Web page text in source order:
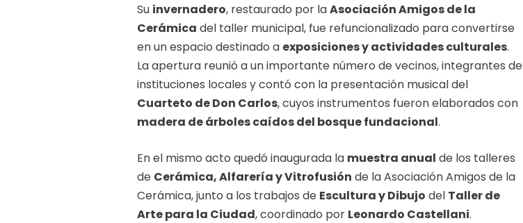
Su invernadero, restaurado por laAsociación Amigos de la
Cerámica del taller municipal, fue refuncionalizado para convertirse
en un espacio destinado a exposiciones y actividades culturales.
La apertura reunió a un importante número de vecinos, integrantes de
instituciones locales y contó con la presentación musical del
Cuarteto de Don Carlos, cuyos instrumentos fueron elaborados con
madera de árboles caídos del bosque fundacional.
En el mismo acto quedó inaugurada la muestra anual de los talleres
de Cerámica, Alfarería y Vitrofusión de la Asociación Amigos de la
Cerámica, junto a los trabajos de Escultura y Dibujo del Taller de
Arte para la Ciudad, coordinado por Leonardo Castellani.